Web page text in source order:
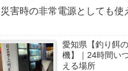
災害時の非常電源としても使
愛知県【釣り餌
機】｜24時間い
える場所